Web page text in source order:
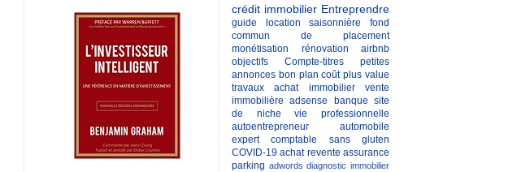
crédit immobilier Entreprendre
guide location saisonnière
fond
commun de placement
monétisation
rénovation
airbnb
objectifs
Compte-titres
petites
annonces bon plan coût plus value
travaux
achat immobilier
vente
immobilière adsense banque site
de niche
vie professionnelle
autoentrepreneur
automobile
expert comptable
sans gluten
COVID-19 achat revente assurance
parking adwords diagnostic immobilier